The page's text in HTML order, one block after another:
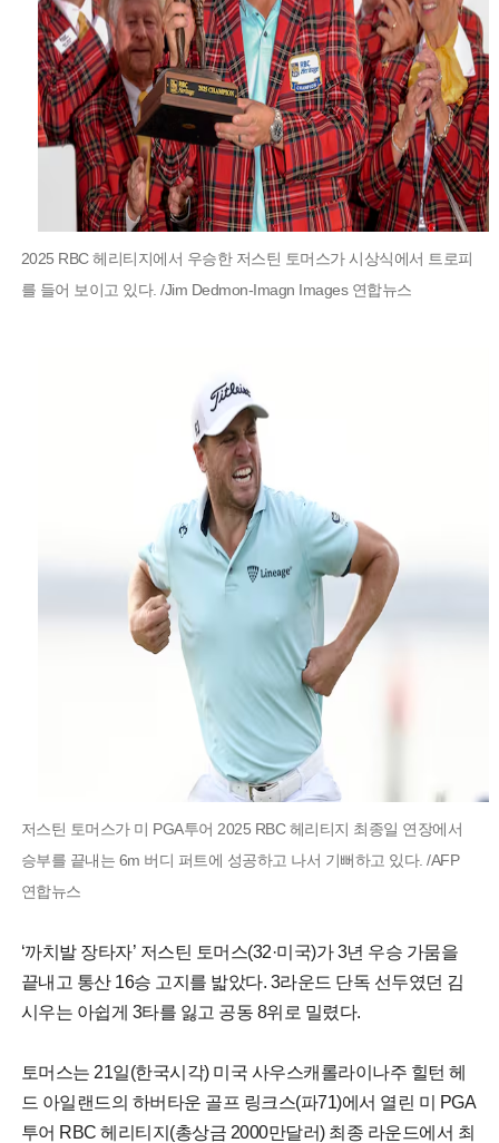
2025 RBC 헤리티지에서 우승한 저스틴 토머스가 시상식에서 트로피
를 들어 보이고 있다. /Jim Dedmon-Imagn Images 연합뉴스
저스틴 토머스가 미 PGA투어 2025 RBC 헤리티지 최종일 연장에서
승부를 끝내는 6m 버디 퍼트에 성공하고 나서 기뻐하고 있다. /AFP
연합뉴스
‘까치발 장타자’ 저스틴 토머스(32·미국)가 3년 우승 가뭄을
끝내고 통산 16승 고지를 밟았다. 3라운드 단독 선두였던 김
시우는 아쉽게 3타를 잃고 공동 8위로 밀렸다.
토머스는 21일(한국시각) 미국 사우스캐롤라이나주 힐턴 헤
드 아일랜드의 하버타운 골프 링크스(파71)에서 열린 미 PGA
투어 RBC 헤리티지(총상금 2000만달러) 최종 라운드에서 최